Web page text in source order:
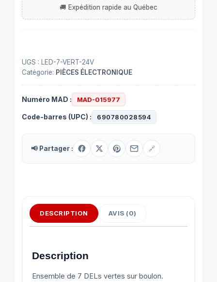
vertes
sur
UGS : LED-7-VERT-24V
Catégorie: PIÈCES ÉLECTRONIQUE
Numéro MAD : MAD-015977
Code-barres (UPC) : 690780028594
📢 Partager : 🔗
DESCRIPTION AVIS (0)
Description
Ensemble de 7 DELs vertes sur boulon.